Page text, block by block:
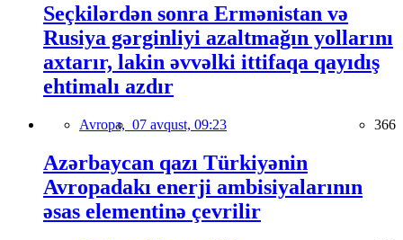
Seçkilərdən sonra Ermənistan və
Rusiya gərginliyi azaltmağın yollarını
axtarır, lakin əvvəlki ittifaqa qayıdış
ehtimalı azdır
Avropa, 07 avqust, 09:23 366
Azərbaycan qazı Türkiyənin
Avropadakı enerji ambisiyalarının
əsas elementinə çevrilir